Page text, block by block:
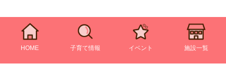
HOME 子育て情報 イベント 施設一覧